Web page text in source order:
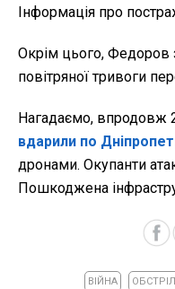
Інформація про
Окрім цього, Федоров
повітряної тривоги
Нагадаємо, впродовж
вдарили по
дронами. Окупанти
Пошкоджена
ВІЙНА